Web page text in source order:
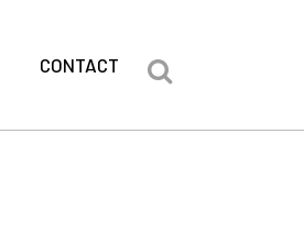
CONTACT